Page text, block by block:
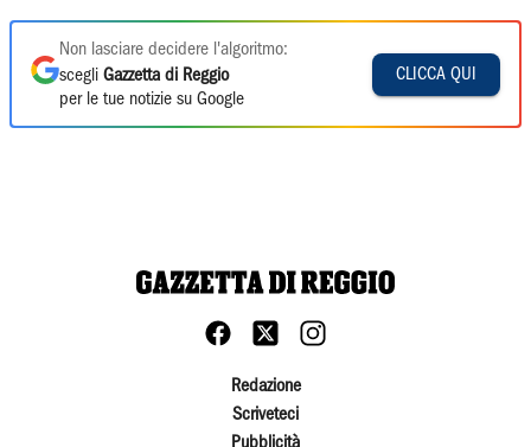
Non lasciare decidere l'algoritmo:
scegli Gazzetta di Reggio
per le tue notizie su Google
CLICCA QUI
Redazione
Scriveteci
Pubblicità